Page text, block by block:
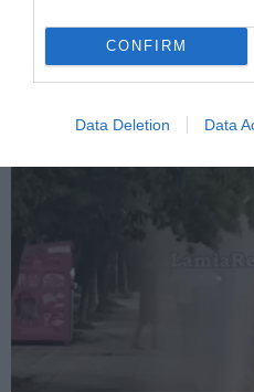
CONFIRM
Data Deletion Data
ανοίγει η
των αιτήσεων – Οι